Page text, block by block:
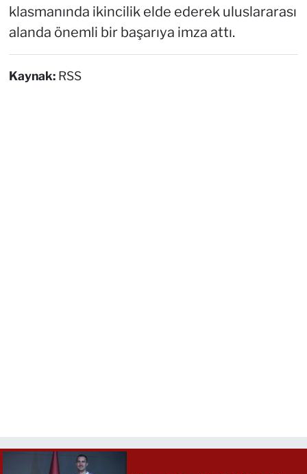
klasmanında ikincilik elde ederek uluslararası
alanda önemli bir başarıya imza attı.
Kaynak: RSS